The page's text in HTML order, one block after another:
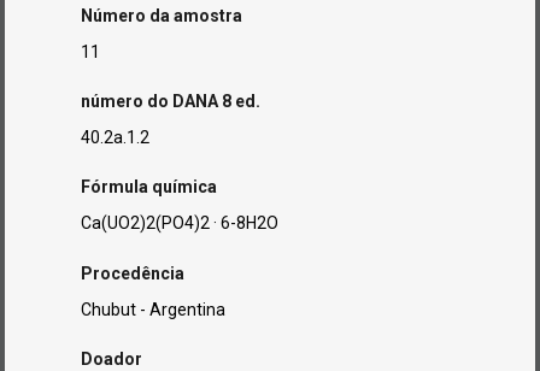
Número da amostra
11
número do DANA 8 ed.
40.2a.1.2
Fórmula química
Ca(UO2)2(PO4)2 · 6-8H2O
Procedência
Chubut - Argentina
Doador